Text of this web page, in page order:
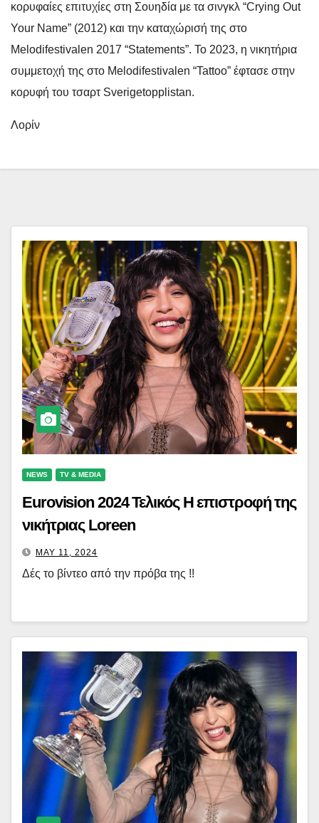
κορυφαίες επιτυχίες στη Σουηδία με τα σινγκλ “Crying Out
Your Name” (2012) και την καταχώρισή της στο
Melodifestivalen 2017 “Statements”. Το 2023, η νικητήρια
συμμετοχή της στο Melodifestivalen “Tattoo” έφτασε στην
κορυφή του τσαρτ Sverigetopplistan.
Λορίν
NEWS TV & MEDIA
Eurovision 2024 Τελικός Η επιστροφή της
νικήτριας Loreen
MAY 11, 2024
Δές το βίντεο από την πρόβα της !!